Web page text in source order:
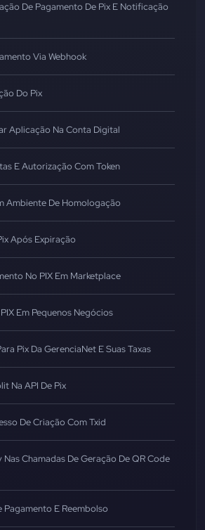
De Pagamento De Pix E Notificação
Via Webhook
Do Pix
Aplicação Na Conta Digital
E Autorização Com Token
Ambiente De Homologação
Após Expiração
No PIX Em Marketplace
Em Pequenos Negócios
Pix Da GerenciaNet E Suas Taxas
Na API De Pix
De Criação Com Txid
Nas Chamadas De Geração De QR Code
Pagamento E Reembolso